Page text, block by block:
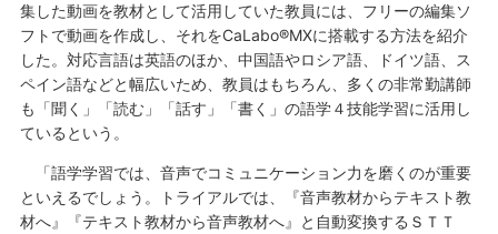
集した動画を教材として活用していた教員には、フリーの編集ソ
フトで動画を作成し、それをCaLabo®MXに搭載する方法を紹介
した。対応言語は英語のほか、中国語やロシア語、ドイツ語、ス
ペイン語などと幅広いため、教員はもちろん、多くの非常勤講師
も「聞く」「読む」「話す」「書く」の語学４技能学習に活用し
ているという。
「語学学習では、音声でコミュニケーション力を磨くのが重要
といえるでしょう。トライアルでは、『音声教材からテキスト教
材へ』『テキスト教材から音声教材へ』と自動変換するＳＴＴ